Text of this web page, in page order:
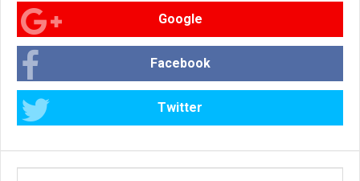
Google
Facebook
Twitter